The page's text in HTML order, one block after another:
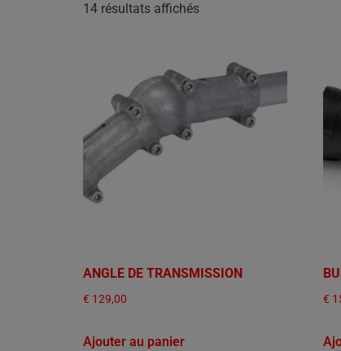
14 résultats affichés
ANGLE DE TRANSMISSION
€ 129,00
Ajouter au panier
€